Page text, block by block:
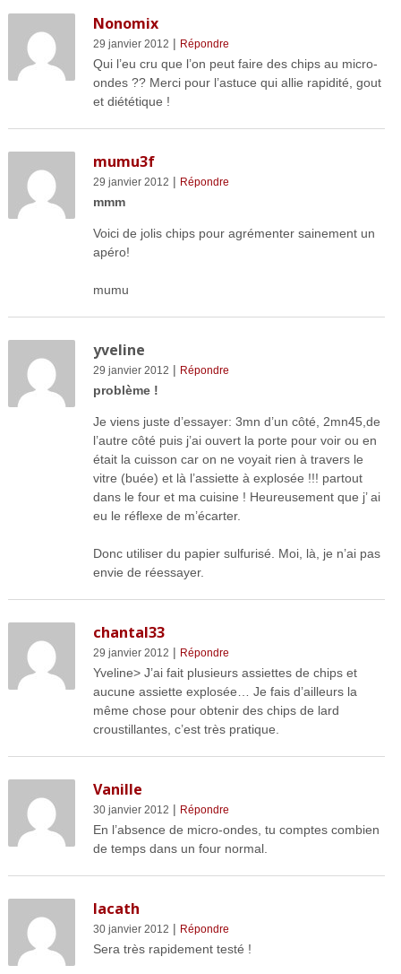
Nonomix
29 janvier 2012 | Répondre
Qui l’eu cru que l’on peut faire des chips au micro-
ondes ?? Merci pour l’astuce qui allie rapidité, gout
et diététique !
mumu3f
29 janvier 2012 | Répondre
mmm
Voici de jolis chips pour agrémenter sainement un
apéro!
mumu
yveline
29 janvier 2012 | Répondre
problème !
Je viens juste d’essayer: 3mn d’un côté, 2mn45,de
l’autre côté puis j’ai ouvert la porte pour voir ou en
était la cuisson car on ne voyait rien à travers le
vitre (buée) et là l’assiette à explosée !!! partout
dans le four et ma cuisine ! Heureusement que j’ ai
eu le réflexe de m’écarter.
Donc utiliser du papier sulfurisé. Moi, là, je n’ai pas
envie de réessayer.
chantal33
29 janvier 2012 | Répondre
Yveline> J’ai fait plusieurs assiettes de chips et
aucune assiette explosée… Je fais d’ailleurs la
même chose pour obtenir des chips de lard
croustillantes, c’est très pratique.
Vanille
30 janvier 2012 | Répondre
En l’absence de micro-ondes, tu comptes combien
de temps dans un four normal.
lacath
30 janvier 2012 | Répondre
Sera très rapidement testé !